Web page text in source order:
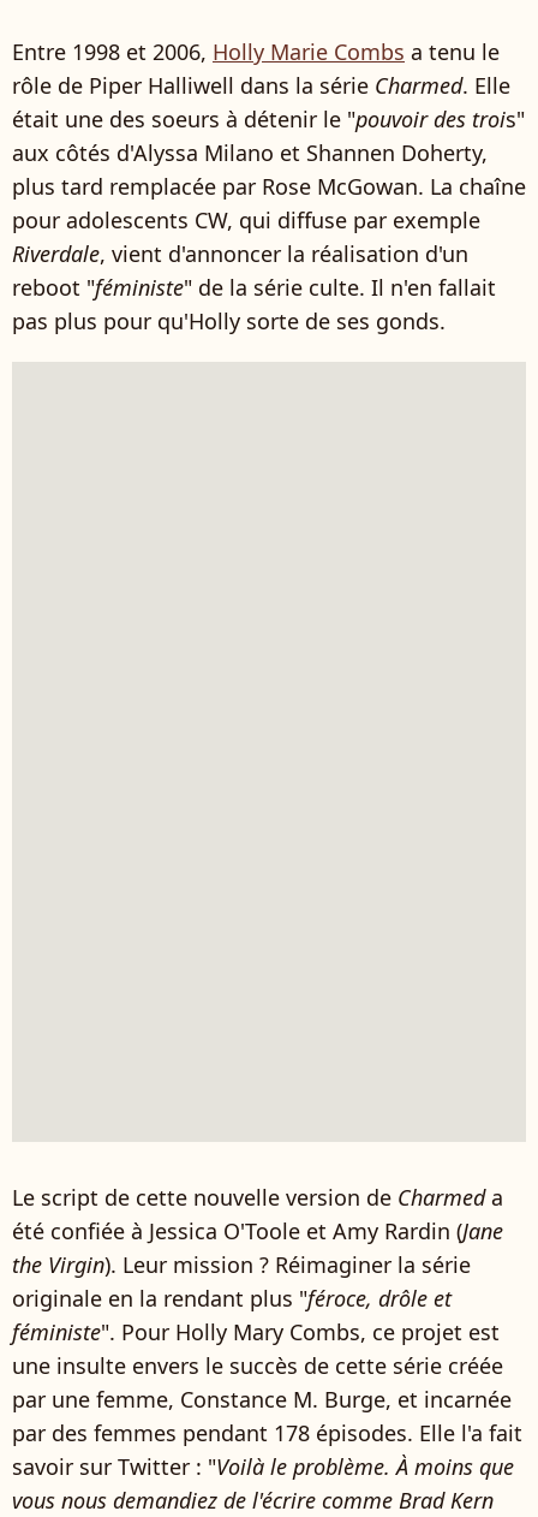
Entre 1998 et 2006, Holly Marie Combs a tenu le
rôle de Piper Halliwell dans la série Charmed. Elle
était une des soeurs à détenir le "pouvoir des trois"
aux côtés d'Alyssa Milano et Shannen Doherty,
plus tard remplacée par Rose McGowan. La chaîne
pour adolescents CW, qui diffuse par exemple
Riverdale, vient d'annoncer la réalisation d'un
reboot "féministe" de la série culte. Il n'en fallait
pas plus pour qu'Holly sorte de ses gonds.
Le script de cette nouvelle version de Charmeda
été confiée à Jessica O'Toole et Amy Rardin (Jane
the Virgin). Leur mission ? Réimaginer la série
originale en la rendant plus "féroce, drôle et
féministe". Pour Holly Mary Combs, ce projet est
une insulte envers le succès de cette série créée
par une femme, Constance M. Burge, et incarnée
par des femmes pendant 178 épisodes. Elle l'a fait
savoir sur Twitter : "Voilà le problème. À moins que
vous nous demandiez de l'écrire comme Brad Kern